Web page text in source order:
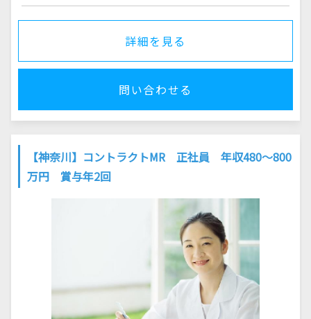
詳細を見る
問い合わせる
【神奈川】コントラクトMR 正社員 年収480～800
万円 賞与年2回